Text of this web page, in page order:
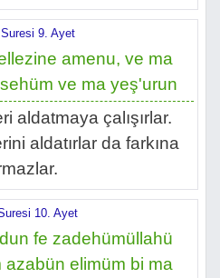
9. Ayet
amenu, ve ma
ve ma yeş'urun
aldatmaya çalışırlar.
aldatırlar da farkına
10. Ayet
fe zadehümüllahü
azabün elimüm bi ma